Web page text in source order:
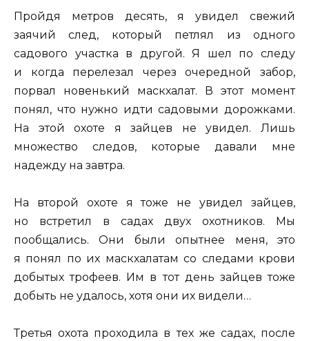
Пройдя метров десять, я увидел свежий
заячий след, который петлял из одного
садового участка в другой. Я шел по следу
и когда перелезал через очередной забор,
порвал новенький маскхалат. В этот момент
понял, что нужно идти садовыми дорожками.
На этой охоте я зайцев не увидел. Лишь
множество следов, которые давали мне
надежду на завтра.
На второй охоте я тоже не увидел зайцев,
но встретил в садах двух охотников. Мы
пообщались. Они были опытнее меня, это
я понял по их маскхалатам со следами крови
добытых трофеев. Им в тот день зайцев тоже
добыть не удалось, хотя они их видели…
Третья охота проходила в тех же садах, после